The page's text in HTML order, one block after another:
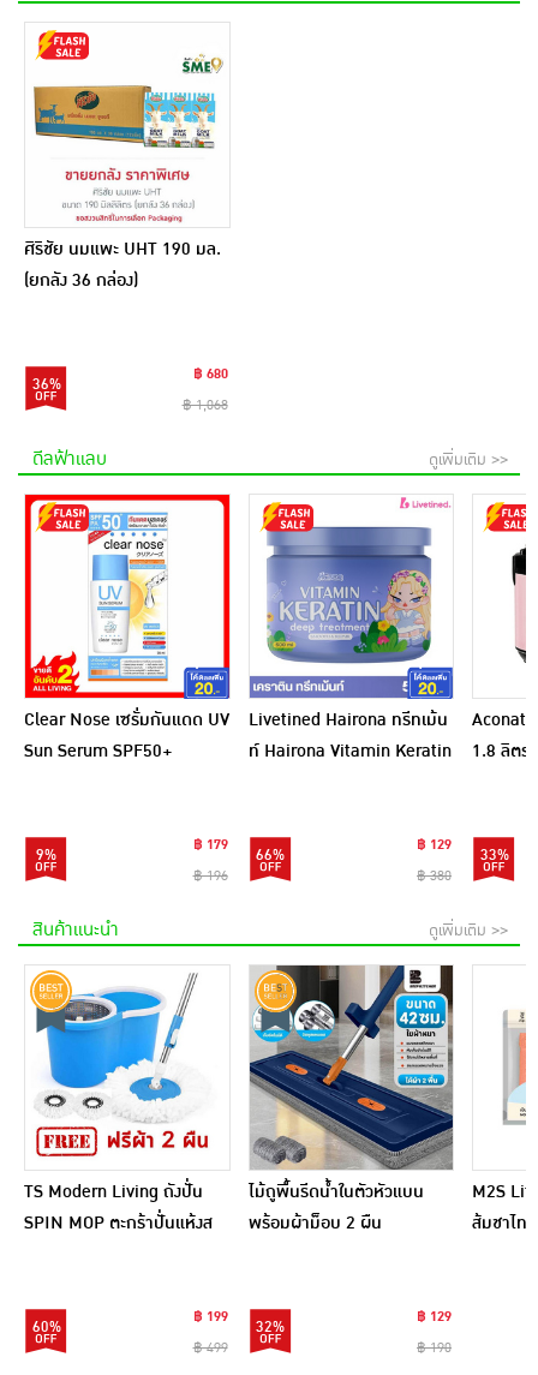
ศิริชัย นมแพะ UHT 190 มล.
(ยกลัง 36 กล่อง)
36%
฿ 680
฿ 1,068
ดีลฟ้าแลบ ดูเพิ่มเติม >>
Clear Nose เซรั่มกันแดด UV
Sun Serum SPF50+
9%
฿ 179
฿ 196
Livetined Hairona ทรีทเม้น
ท์ Hairona Vitamin Keratin
66%
฿ 129
฿ 380
1.8 ลิตร
33%
สินค้าแนะนำ ดูเพิ่มเติม >>
TS Modern Living ถังปั่น
SPIN MOP ตะกร้าปั่นแห้งส
60%
฿ 199
฿ 499
ไม้ถูพื้นรีดน้ำในตัวหัวแบน
พร้อมผ้าม็อบ 2 ผืน
32%
฿ 129
฿ 190
M2S
ส้มชาไท